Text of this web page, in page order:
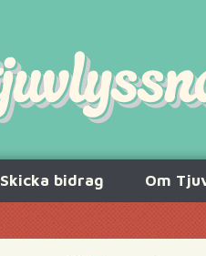
Skicka bidrag Om